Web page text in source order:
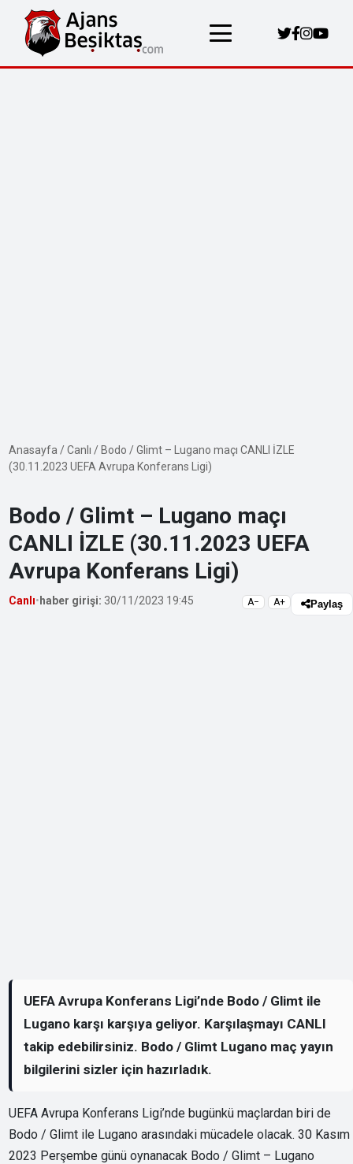
Anasayfa /Canlı / Bodo / Glimt – Lugano maçı CANLI İZLE
(30.11.2023 UEFA Avrupa Konferans Ligi)
Bodo / Glimt – Lugano maçı
CANLI İZLE (30.11.2023 UEFA
Avrupa Konferans Ligi)
Canlı• haber girişi: 30/11/2023 19:45 A− A+ Paylaş
UEFA Avrupa Konferans Ligi’nde Bodo / Glimt ile
Lugano karşı karşıya geliyor. Karşılaşmayı CANLI
takip edebilirsiniz. Bodo / Glimt Lugano maç yayın
bilgilerini sizler için hazırladık.
UEFA Avrupa Konferans Ligi’nde bugünkü maçlardan biri de
Bodo / Glimt ile Lugano arasındaki mücadele olacak. 30 Kasım
2023 Perşembe günü oynanacak Bodo / Glimt – Lugano